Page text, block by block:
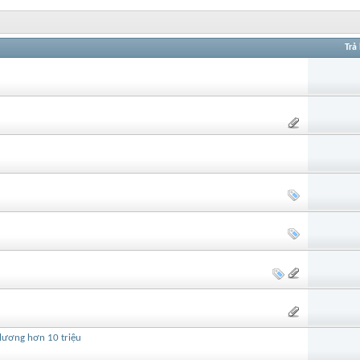
Trả
hơn 10 triệu